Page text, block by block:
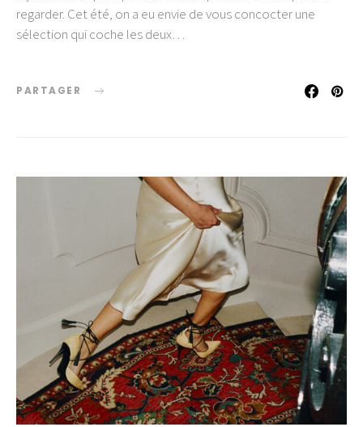
regarder. Cet été, on a eu envie de vous concocter une
sélection qui coche les deux…
PARTAGER